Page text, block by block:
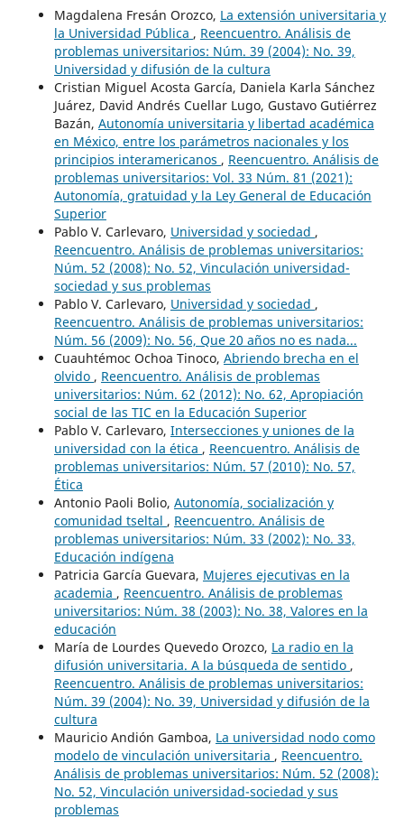
Magdalena Fresán Orozco, La extensión universitaria y
la Universidad Pública , Reencuentro. Análisis de
problemas universitarios: Núm. 39 (2004): No. 39,
Universidad y difusión de la cultura
Cristian Miguel Acosta García, Daniela Karla Sánchez
Juárez, David Andrés Cuellar Lugo, Gustavo Gutiérrez
Bazán, Autonomía universitaria y libertad académica
en México, entre los parámetros nacionales y los
principios interamericanos , Reencuentro. Análisis de
problemas universitarios: Vol. 33 Núm. 81 (2021):
Autonomía, gratuidad y la Ley General de Educación
Superior
Pablo V. Carlevaro, Universidad y sociedad ,
Reencuentro. Análisis de problemas universitarios:
Núm. 52 (2008): No. 52, Vinculación universidad-
sociedad y sus problemas
Pablo V. Carlevaro, Universidad y sociedad ,
Reencuentro. Análisis de problemas universitarios:
Núm. 56 (2009): No. 56, Que 20 años no es nada...
Cuauhtémoc Ochoa Tinoco, Abriendo brecha en el
olvido , Reencuentro. Análisis de problemas
universitarios: Núm. 62 (2012): No. 62, Apropiación
social de las TIC en la Educación Superior
Pablo V. Carlevaro, Intersecciones y uniones de la
universidad con la ética , Reencuentro. Análisis de
problemas universitarios: Núm. 57 (2010): No. 57,
Ética
Antonio Paoli Bolio, Autonomía, socialización y
comunidad tseltal , Reencuentro. Análisis de
problemas universitarios: Núm. 33 (2002): No. 33,
Educación indígena
Patricia García Guevara, Mujeres ejecutivas en la
academia , Reencuentro. Análisis de problemas
universitarios: Núm. 38 (2003): No. 38, Valores en la
educación
María de Lourdes Quevedo Orozco, La radio en la
difusión universitaria. A la búsqueda de sentido ,
Reencuentro. Análisis de problemas universitarios:
Núm. 39 (2004): No. 39, Universidad y difusión de la
cultura
Mauricio Andión Gamboa, La universidad nodo como
modelo de vinculación universitaria , Reencuentro.
Análisis de problemas universitarios: Núm. 52 (2008):
No. 52, Vinculación universidad-sociedad y sus
problemas